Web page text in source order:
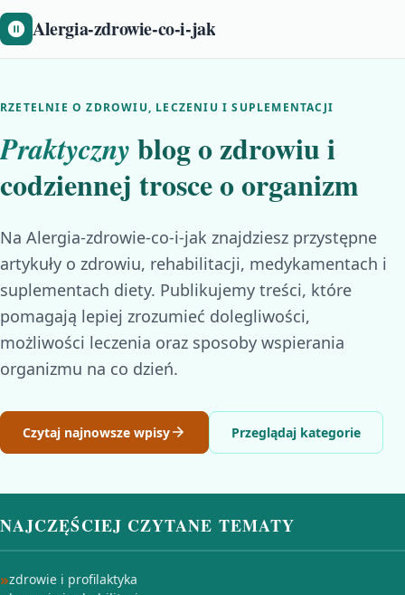
Alergia-zdrowie-co-i-jak
RZETELNIE O ZDROWIU, LECZENIU I SUPLEMENTACJI
Praktyczny blog o zdrowiu i
codziennej trosce o organizm
Na Alergia-zdrowie-co-i-jak znajdziesz przystępne
artykuły o zdrowiu, rehabilitacji, medykamentach i
suplementach diety. Publikujemy treści, które
pomagają lepiej zrozumieć dolegliwości,
możliwości leczenia oraz sposoby wspierania
organizmu na co dzień.
Czytaj najnowsze wpisy Przeglądaj kategorie
NAJCZĘŚCIEJ CZYTANE TEMATY
zdrowie i profilaktyka